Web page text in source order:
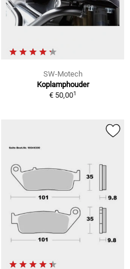
SW-Motech
Koplamphouder
€ 50,001